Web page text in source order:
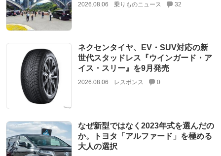
2026.08.06 乗りものニュース 32
ネクセンタイヤ、EV・SUV対応の新
世代スタッドレス『ウインガード・ア
イス・スリー』を9月発売
2026.08.06 レスポンス 0
なぜ新型ではなく2023年式を選んだの
か。トヨタ「アルファード」を極める
大人の選択